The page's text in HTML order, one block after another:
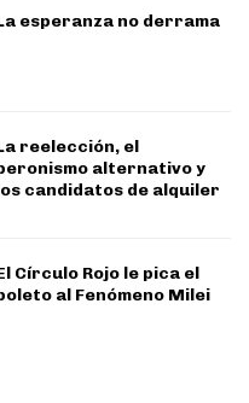
esperanza no derrama
reelección, el
alternativo y
candidatos de alquiler
Círculo Rojo le pica el
al Fenómeno Milei